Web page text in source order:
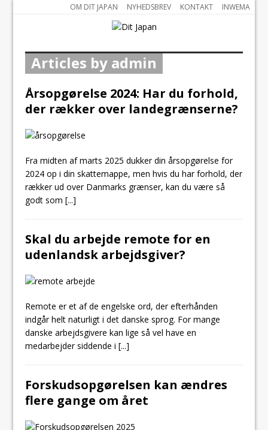
OM DIT JAPAN NYHEDSBREV KONTAKT INWEMA
Articles by admin
Årsopgørelse 2024: Har du forhold,
der rækker over landegrænserne?
Fra midten af marts 2025 dukker din årsopgørelse for
2024 op i din skattemappe, men hvis du har forhold, der
rækker ud over Danmarks grænser, kan du være så
godt som[...]
Skal du arbejde remote for en
udenlandsk arbejdsgiver?
Remote er et af de engelske ord, der efterhånden
indgår helt naturligt i det danske sprog. For mange
danske arbejdsgivere kan lige så vel have en
medarbejder siddende i[...]
Forskudsopgørelsen kan ændres
flere gange om året